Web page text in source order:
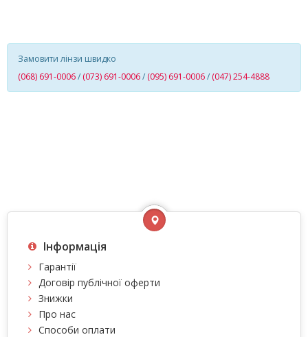
Замовити лінзи швидко
(068) 691-0006/ (073) 691-0006/ (095) 691-0006/ (047) 254-4888
Інформація
Гарантії
Договір публічної оферти
Знижки
Про нас
Способи оплати